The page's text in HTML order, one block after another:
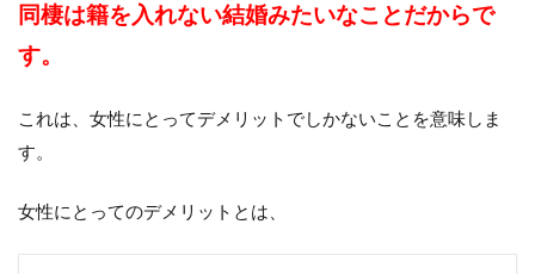
同棲は籍を入れない結婚みたいなことだからで
す。
これは、女性にとってデメリットでしかないことを意味しま
す。
女性にとってのデメリットとは、